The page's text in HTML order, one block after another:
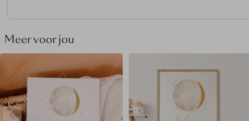
Meer voor jou